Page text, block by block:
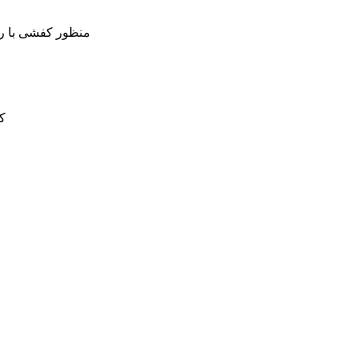
منظور کفشی با